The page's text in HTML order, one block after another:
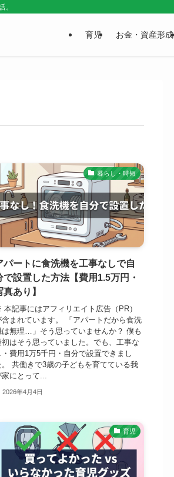
。
育児 お金・資産形成
暮らし・時短
パートに食洗機を工事なしで自
で設置した方法【費用1.5万円・
真あり】
本記事にはアフィリエイト広告（PR）
含まれています。 「アパートだから食洗
は無理…」そう思っていませんか？ 僕も
初はそう思っていました。でも、工事な
・費用1万5千円・自分で設置できまし
。 共働きで3歳の子どもを育てている我
家にとって...
2026年4月4日
育児